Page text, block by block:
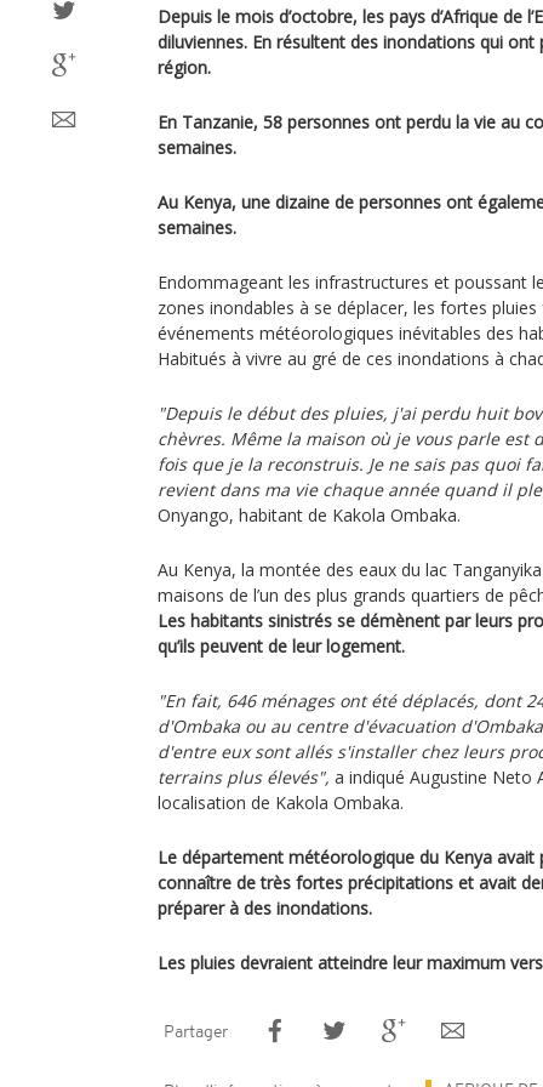
Depuis le mois d’octobre, les pays d’Afrique de
diluviennes. En résultent des inondations qui
région.
En Tanzanie, 58 personnes ont perdu la vie au
semaines.
Au Kenya, une dizaine de personnes ont
semaines.
Endommageant les infrastructures et poussant
zones inondables à se déplacer, les fortes
événements météorologiques inévitables des
Habitués à vivre au gré de ces inondations à
"Depuis le début des pluies, j'ai perdu huit
chèvres. Même la maison où je vous parle est
fois que je la reconstruis. Je ne sais pas quoi
revient dans ma vie chaque année quand il
Onyango, habitant de Kakola Ombaka.
Au Kenya, la montée des eaux du lac
maisons de l’un des plus grands quartiers de
Les habitants sinistrés se démènent par leurs
qu’ils peuvent de leur logement.
"En fait, 646 ménages ont été déplacés, dont
d'Ombaka ou au centre d'évacuation
d'entre eux sont allés s'installer chez leurs
terrains plus élevés", a indiqué Augustine Neto
localisation de Kakola Ombaka.
Le département météorologique du Kenya avait
connaître de très fortes précipitations et avait
préparer à des inondations.
Les pluies devraient atteindre leur maximum
Partager